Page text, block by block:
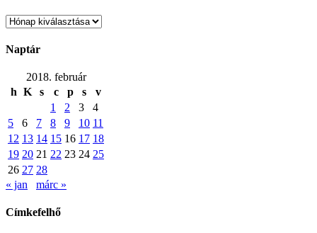
Archívum
Naptár
2018. február
h K s c p s
v
1
2 3
4
5
6 7 8 9 10 11
12 13 14 15 16 17 18
19 20 21 22 23 24 25
26 27 28
« jan
márc »
Címkefelhő